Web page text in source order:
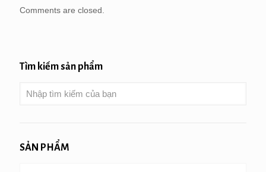
Comments are closed.
Tìm kiếm sản phẩm
SẢN PHẨM